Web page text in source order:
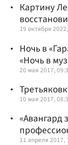
Картину
19 октября
Ночь в
«Ночь в
20 мая 2017,
10 мая 2017,
«Авангард
11 апреля 2017,